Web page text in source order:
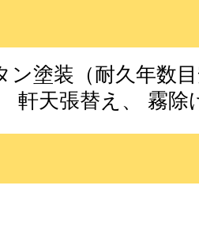
ン塗装（耐久年数
軒天張替え、 霧